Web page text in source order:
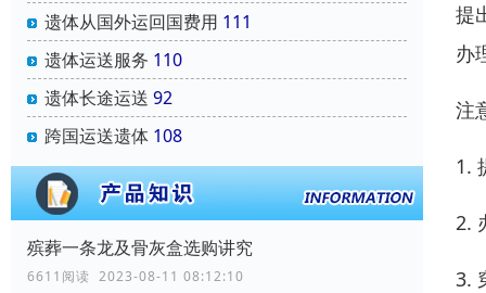
遗体从国外运回国费用 111
遗体运送服务 110
遗体长途运送 92
跨国运送遗体 108
殡葬一条龙及骨灰盒选购讲究
6611阅读 2023-08-11 08:12:10
提
办
注
1.
2.
3.